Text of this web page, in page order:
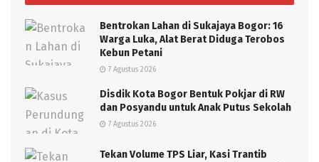
Bentrokan Lahan di Sukajaya Bogor: 16
Warga Luka, Alat Berat Diduga Terobos
Kebun Petani
7 Agustus 2026
Disdik Kota Bogor Bentuk Pokjar di RW
dan Posyandu untuk Anak Putus Sekolah
7 Agustus 2026
Tekan Volume TPS Liar, Kasi Trantib